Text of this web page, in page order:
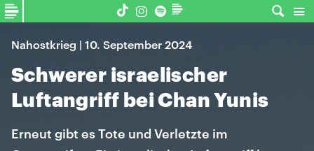
Nahostkrieg | 10. September 2024
Schwerer israelischer
Luftangriff bei Chan Yunis
Erneut gibt es Tote und Verletzte im